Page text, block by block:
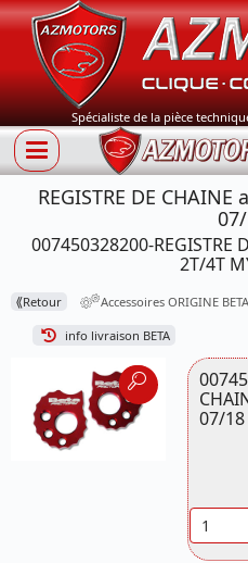
Spécialiste de la pièce
REGISTRE DE
007450328200-REGISTRE
2T/4T
⟪Retour Accessoires ORIGINE BETA
info livraison BETA
07/18
Quantité